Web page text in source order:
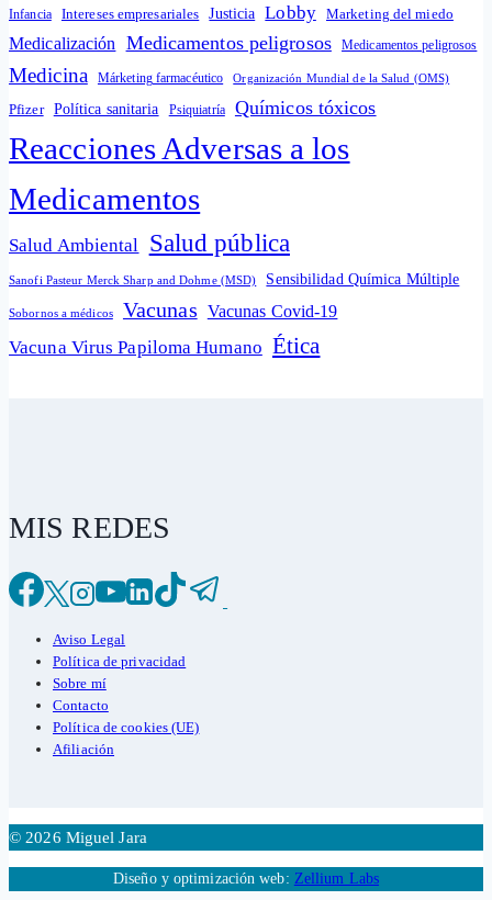
Infancia Intereses empresariales Justicia Lobby Marketing del miedo
Medicalización Medicamentos peligrosos Medicamentos peligrosos
Medicina Márketing farmacéutico Organización Mundial de la Salud (OMS)
Pfizer Política sanitaria Psiquiatría Químicos tóxicos
Reacciones Adversas a los
Medicamentos
Salud Ambiental Salud pública
Sanofi Pasteur Merck Sharp and Dohme (MSD) Sensibilidad Química Múltiple
Sobornos a médicos Vacunas Vacunas Covid-19
Vacuna Virus Papiloma Humano Ética
MIS REDES
Aviso Legal
Política de privacidad
Sobre mí
Contacto
Política de cookies (UE)
Afiliación
© 2026 Miguel Jara
Diseño y optimización web: Zellium Labs